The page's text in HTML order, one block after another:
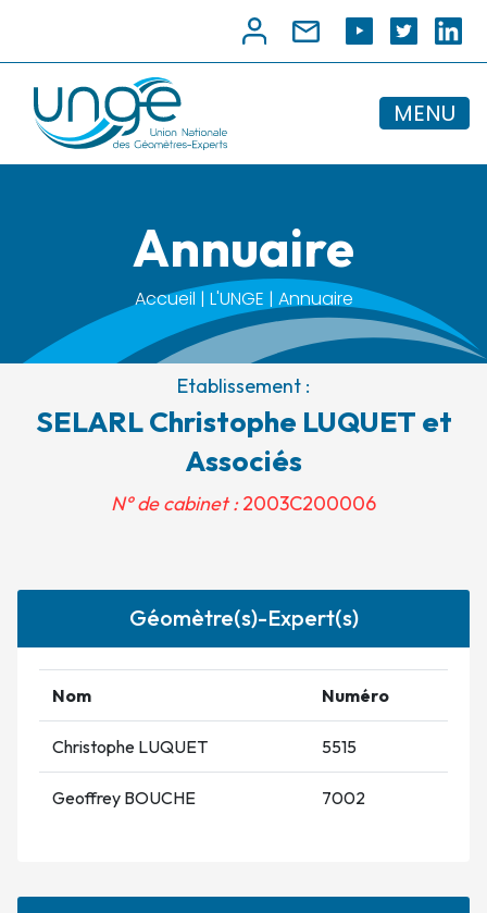
MENU
Annuaire
Accueil | L'UNGE | Annuaire
Etablissement :
SELARL Christophe LUQUET et
Associés
N° de cabinet :2003C200006
Géomètre(s)-Expert(s)
Nom Numéro
Christophe LUQUET 5515
Geoffrey BOUCHE 7002